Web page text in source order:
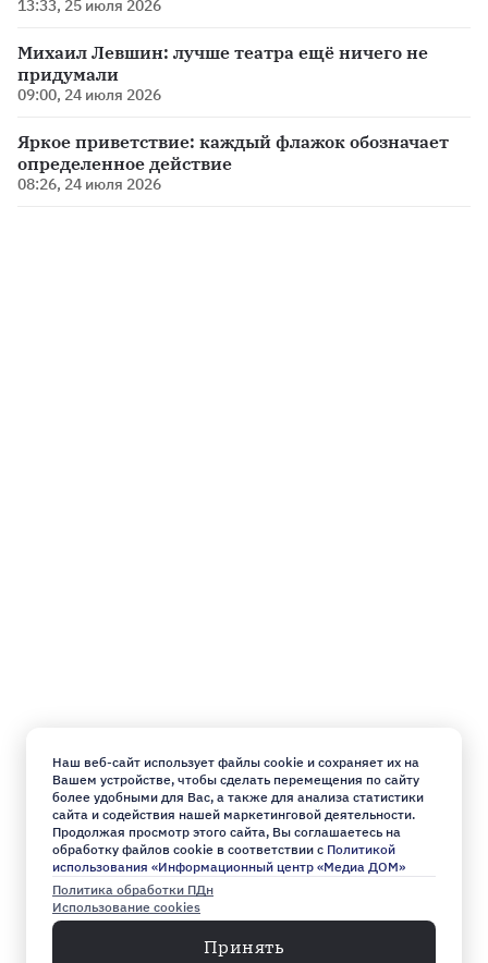
13:33, 25 июля 2026
Михаил Левшин: лучше театра ещё ничего не
придумали
09:00, 24 июля 2026
Яркое приветствие: каждый флажок обозначает
определенное действие
08:26, 24 июля 2026
Наш веб-сайт использует файлы cookie и сохраняет их на
Вашем устройстве, чтобы сделать перемещения по сайту
более удобными для Вас, а также для анализа статистики
сайта и содействия нашей маркетинговой деятельности.
Продолжая просмотр этого сайта, Вы соглашаетесь на
обработку файлов cookie в соответствии с Политикой
использования «Информационный центр «Медиа ДОМ»
Политика обработки ПДн
Использование cookies
Принять